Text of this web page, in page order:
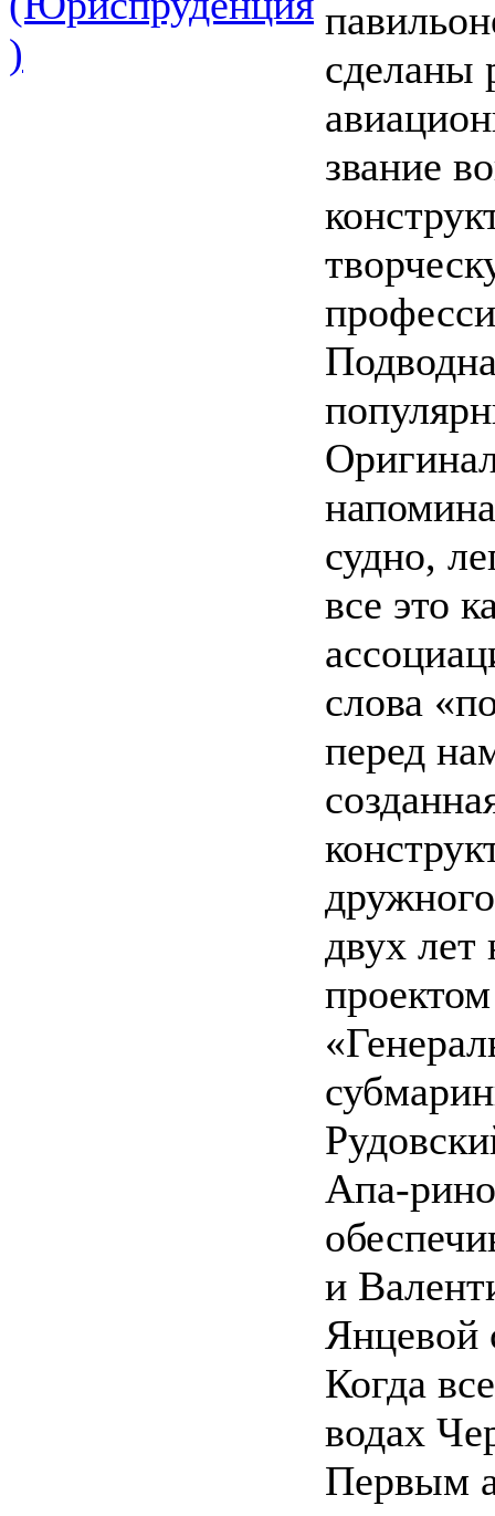
)
сделаны
звание
судно,
все это
слова
перед
двух лет
Апа-
и
Янцевой
Когда
водах
Первым